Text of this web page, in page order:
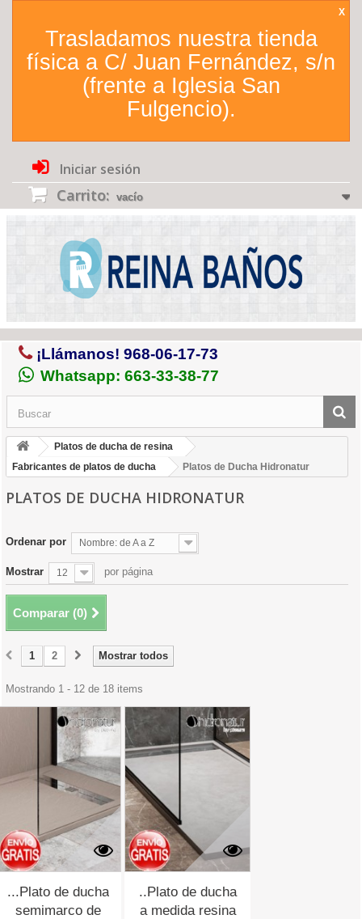
Trasladamos nuestra tienda
física a C/ Juan Fernández, s/n
(frente a Iglesia San
Fulgencio).
X
Iniciar sesión
Carrito: vacío
¡Llámanos! 968-06-17-73
Whatsapp: 663-33-38-77
Platos de ducha de resina
Fabricantes de platos de ducha
Platos de Ducha Hidronatur
PLATOS DE DUCHA HIDRONATUR
Ordenar por Nombre: de A a Z
Mostrar 12 por página
Comparar (0)
Mostrar todos
1 2
Mostrando 1 - 12 de 18 items
...Plato de ducha
semimarco de
..Plato de ducha
a medida resina